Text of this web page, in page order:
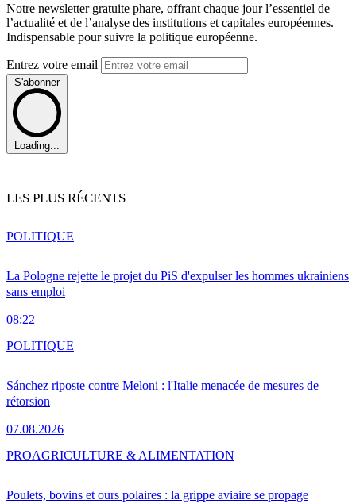
Notre newsletter gratuite phare, offrant chaque jour l’essentiel de
l’actualité et de l’analyse des institutions et capitales européennes.
Indispensable pour suivre la politique européenne.
Entrez votre email
S'abonner
Loading...
LES PLUS RÉCENTS
La Pologne rejette le projet du PiS d'expulser les hommes ukrainiens
sans emploi
08:22
POLITIQUE
Sánchez riposte contre Meloni : l'Italie menacée de mesures de
rétorsion
07.08.2026
POLITIQUE
Poulets, bovins et ours polaires : la grippe aviaire se propage
PROAGRICULTURE & ALIMENTATION